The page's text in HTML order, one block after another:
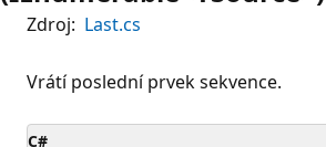
Zdroj: Last.cs
Vrátí poslední prvek sekvence.
C#